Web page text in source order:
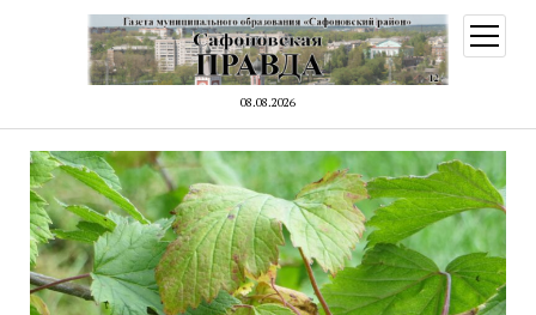
08.08.2026
меню